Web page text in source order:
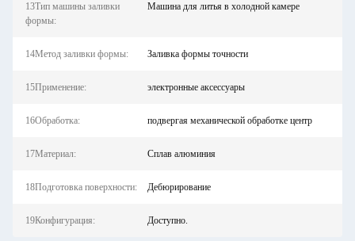
13Тип машины заливки
формы:
Машина для литья в холодной камере
14Метод заливки формы: Заливка формы точности
15Применение: электронные аксессуары
16Обработка: подвергая механической обработке центр
17Материал: Сплав алюминия
18Подготовка поверхности: Дебюрирование
19Конфигурация: Доступно.